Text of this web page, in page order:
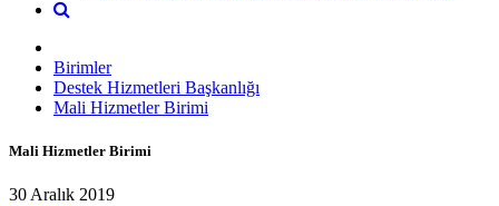
Birimler
Destek Hizmetleri Başkanlığı
Mali Hizmetler Birimi
Mali Hizmetler Birimi
30 Aralık 2019